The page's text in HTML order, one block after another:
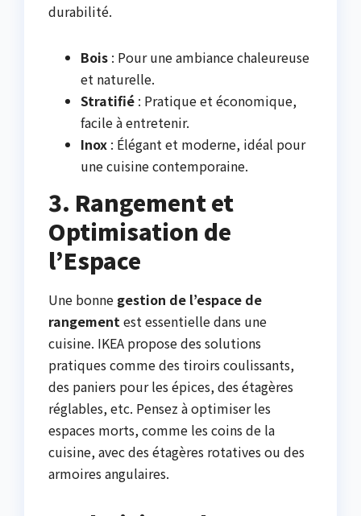
durabilité.
Bois : Pour une ambiance chaleureuse
et naturelle.
Stratifié : Pratique et économique,
facile à entretenir.
Inox : Élégant et moderne, idéal pour
une cuisine contemporaine.
3. Rangement et
Optimisation de
l’Espace
Une bonne gestion de l’espace de
rangement est essentielle dans une
cuisine. IKEA propose des solutions
pratiques comme des tiroirs coulissants,
des paniers pour les épices, des étagères
réglables, etc. Pensez à optimiser les
espaces morts, comme les coins de la
cuisine, avec des étagères rotatives ou des
armoires angulaires.